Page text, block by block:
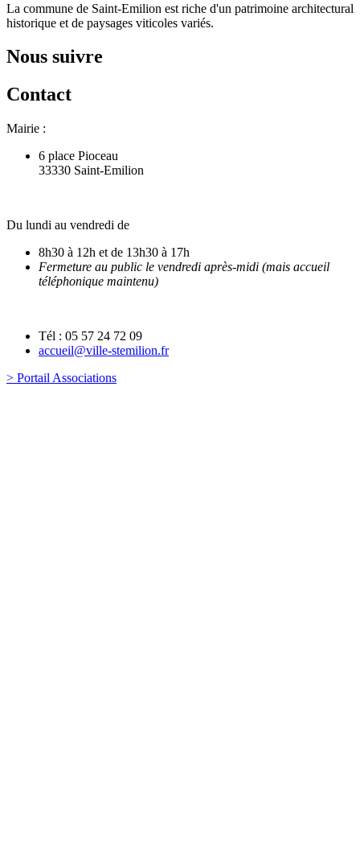
La commune de Saint-Emilion est riche d'un patrimoine architectural
historique et de paysages viticoles variés.
Nous suivre
Contact
Mairie :
6 place Pioceau
33330 Saint-Emilion
Du lundi au vendredi de
8h30 à 12h et de 13h30 à 17h
Fermeture au public le vendredi après-midi (mais accueil
téléphonique maintenu)
Tél : 05 57 24 72 09
accueil@ville-stemilion.fr
> Portail Associations